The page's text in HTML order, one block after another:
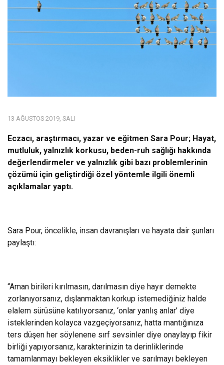
13 AĞUSTOS 2019, SALI
Eczacı, araştırmacı, yazar ve eğitmen Sara Pour; Hayat,
mutluluk, yalnızlık korkusu, beden-ruh sağlığı hakkında
değerlendirmeler ve yalnızlık gibi bazı problemlerinin
çözümü için geliştirdiği özel yöntemle ilgili önemli
açıklamalar yaptı.
Sara Pour, öncelikle, insan davranışları ve hayata dair şunları
paylaştı:
“Aman birileri kırılmasın, darılmasın diye hayır demekte
zorlanıyorsanız, dışlanmaktan korkup istemediğiniz halde
elalem sürüsüne katılıyorsanız, ‘onlar yanlış anlar’ diye
isteklerinden kolayca vazgeçiyorsanız, hatta mantığınıza
ters düşen her söylenene sırf sevsinler diye onaylayıp fikir
birliği yapıyorsanız, karakterinizin ta derinliklerinde
tamamlanmayı bekleyen eksiklikler ve sarılmayı bekleyen